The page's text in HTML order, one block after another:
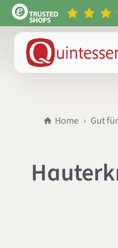
springen Zur
Home Gut für